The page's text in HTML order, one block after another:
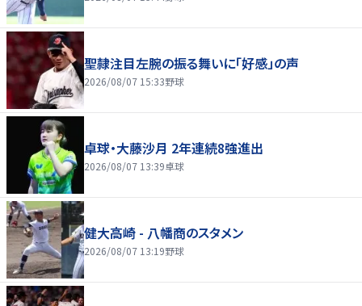
聖隷注目左腕の振る舞いに「好感」の声
2026/08/07 15:33野球
卓球・大藤沙月 2年連続8強進出
2026/08/07 13:39卓球
健大高崎 - 八幡商のスタメン
2026/08/07 13:19野球